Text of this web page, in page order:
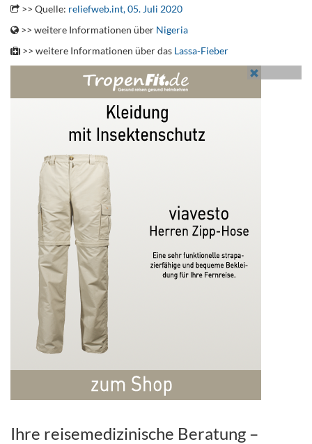
>> Quelle: reliefweb.int, 05. Juli 2020
>> weitere Informationen über Nigeria
>> weitere Informationen über das Lassa-Fieber
Ihre reisemedizinische Beratung –